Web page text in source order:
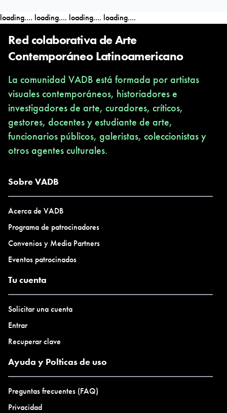
loading.... loading.... loading.... loading....
Red colaborativa de Arte
Contemporáneo Latinoamericano
La comunidad VADB está formada por artistas
visuales contemporáneos, historiadores e
investigadores de arte, curadores, críticos,
gestores, docentes y estudiante de arte,
funcionarios públicos, galeristas, coleccionistas y
otros agentes culturales.
Sobre VADB
Acerca de VADB
Programa de patrocinadores
Convenios y Media Partners
Eventos patrocinados
Tu cuenta
Solicitar una cuenta
Entrar
Recuperar clave
Ayuda y Polticas de uso
Preguntas frecuentes (FAQ)
Privacidad